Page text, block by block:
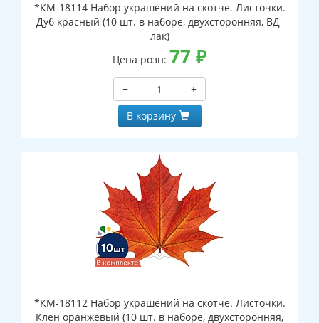
*КМ-18114 Набор украшений на скотче. Листочки.
Дуб красный (10 шт. в наборе, двухсторонняя, ВД-
лак)
Цена розн: 77 ₽
−
+
В корзину
*КМ-18112 Набор украшений на скотче. Листочки.
Клен оранжевый (10 шт. в наборе, двухсторонняя,